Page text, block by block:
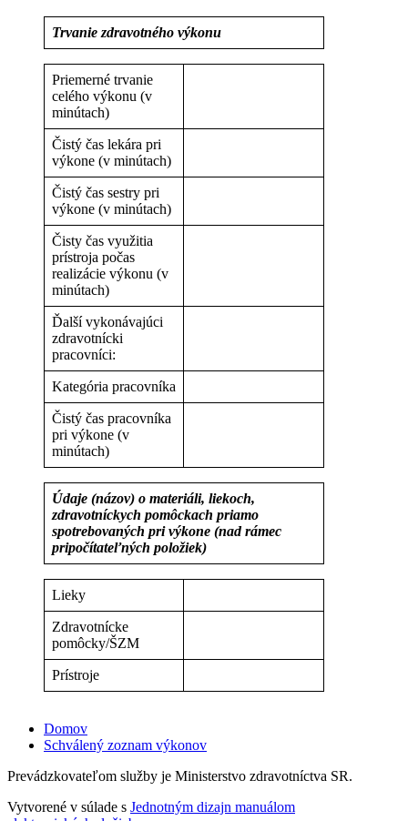
Trvanie zdravotného výkonu
Priemerné trvanie
celého výkonu (v
minútach)
Čistý čas lekára pri
výkone (v minútach)
Čistý čas sestry pri
výkone (v minútach)
Čisty čas využitia
prístroja počas
realizácie výkonu (v
minútach)
Ďalší vykonávajúci
zdravotnícki
pracovníci:
Kategória pracovníka
Čistý čas pracovníka
pri výkone (v
minútach)
Údaje (názov) o materiáli, liekoch,
zdravotníckych pomôckach priamo
spotrebovaných pri výkone (nad rámec
pripočítateľných položiek)
Lieky
Zdravotnícke
pomôcky/ŠZM
Prístroje
Domov
Schválený zoznam výkonov
Prevádzkovateľom služby je Ministerstvo zdravotníctva SR.
Vytvorené v súlade s Jednotným dizajn manuálom